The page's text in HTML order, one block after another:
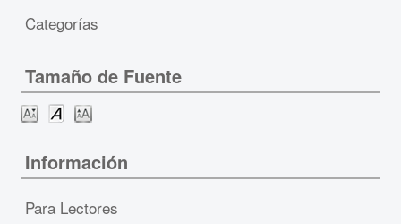
Categorías
Tamaño de Fuente
Información
Para Lectores